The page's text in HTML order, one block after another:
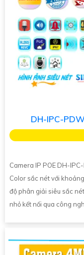
DH-IPC-
Camera IP POE DH-
Color sắc nét với
độ phân giải siêu sắc
nhỏ kết nối qua công